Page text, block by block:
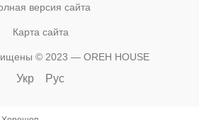
версия сайта
Карта сайта
© 2023 — OREH HOUSE
Укр Рус